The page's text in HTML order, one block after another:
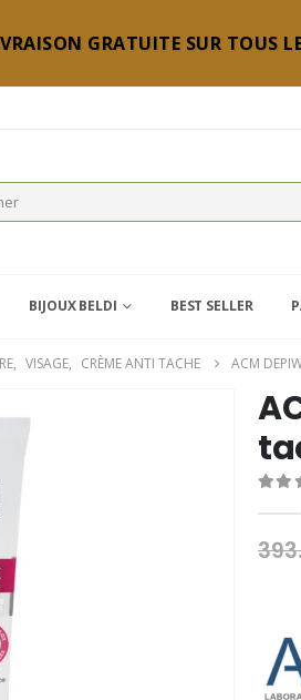
GRATUITE SUR TOUS
BIJOUX BELDI BEST SELLER
, VISAGE, CRÈME ANTI TACHE ACM